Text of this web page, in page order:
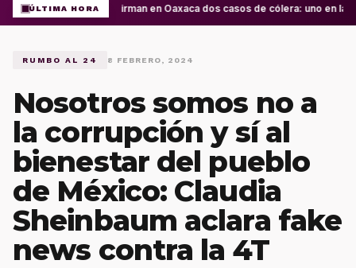
ÚLTIMA HORAConfirman en Oaxaca dos casos de cólera: uno en la
RUMBO AL 24 8 FEBRERO, 2024
Nosotros somos no a
la corrupción y sí al
bienestar del pueblo
de México: Claudia
Sheinbaum aclara fake
news contra la 4T